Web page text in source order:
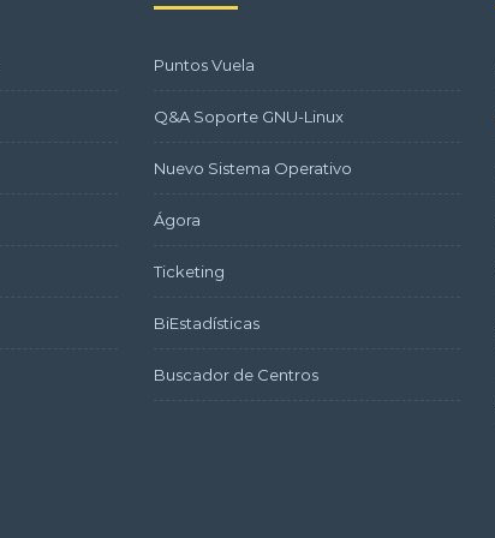
Puntos Vuela
Q&A Soporte GNU-Linux
Nuevo Sistema Operativo
Ágora
Ticketing
BiEstadísticas
Buscador de Centros